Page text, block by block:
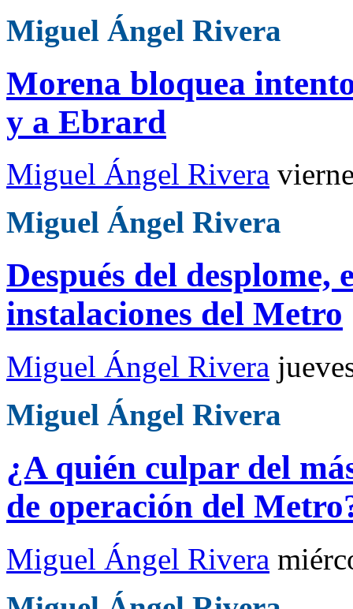
Miguel Ángel Rivera
Morena bloquea
y a Ebrard
Miguel Ángel Rivera
Miguel Ángel Rivera
Después del desplome,
instalaciones del Metro
Miguel Ángel Rivera
Miguel Ángel Rivera
¿A quién culpar del
de operación del
Miguel Ángel Rivera